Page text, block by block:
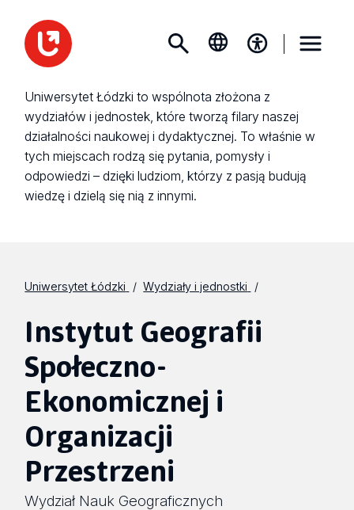
Uniwersytet Łódzki to wspólnota złożona z
wydziałów i jednostek, które tworzą filary naszej
działalności naukowej i dydaktycznej. To właśnie w
tych miejscach rodzą się pytania, pomysły i
odpowiedzi – dzięki ludziom, którzy z pasją budują
wiedzę i dzielą się nią z innymi.
Uniwersytet Łódzki Wydziały i jednostki
Instytut Geografii
Społeczno-
Ekonomicznej i
Organizacji
Przestrzeni
Wydział Nauk Geograficznych